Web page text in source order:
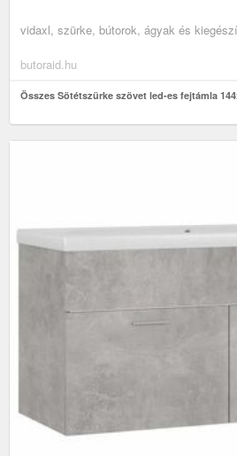
vidaxl, szürke, bútorok, ágyak és
butoraid.hu
Összes Sötétszürke szövet led-es fejtámla